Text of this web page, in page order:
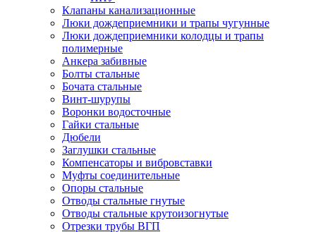
Клапаны канализационные
Люки дождеприемники и трапы чугунные
Люки дождеприемники колодцы и трапы
полимерные
Анкера забивные
Болты стальные
Бочата стальные
Винт-шурупы
Воронки водосточные
Гайки стальные
Дюбели
Заглушки стальные
Компенсаторы и вибровставки
Муфты соединительные
Опоры стальные
Отводы стальные гнутые
Отводы стальные крутоизогнутые
Отрезки трубы ВГП